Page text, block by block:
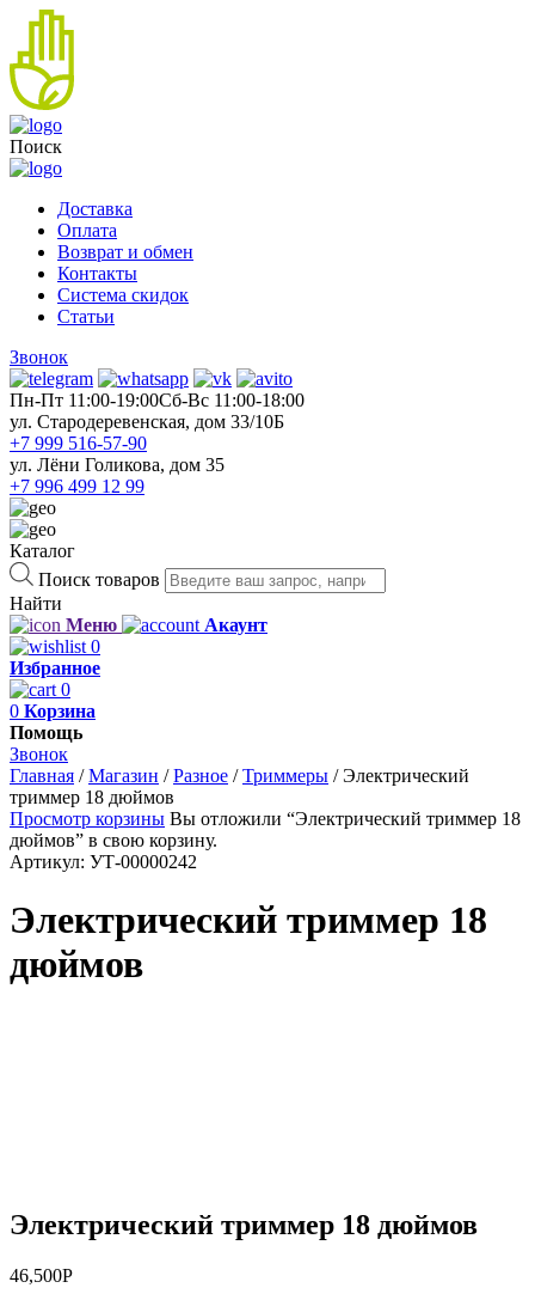
Поиск
Доставка
Оплата
Возврат и обмен
Контакты
Система скидок
Статьи
Звонок
Пн-Пт 11:00-19:00Cб-Вс 11:00-18:00
ул. Стародеревенская, дом 33/10Б
+7 999 516-57-90
ул. Лёни Голикова, дом 35
+7 996 499 12 99
Каталог
Поиск товаров
Найти
Меню
Акаунт
0
Избранное
0
0 Корзина
Помощь
Звонок
Главная /Магазин /Разное /Триммеры /Электрический
триммер 18 дюймов
Просмотр корзины Вы отложили “Электрический триммер 18
дюймов” в свою корзину.
Артикул: УТ-00000242
Электрический триммер 18
дюймов
Электрический триммер 18 дюймов
46,500Р